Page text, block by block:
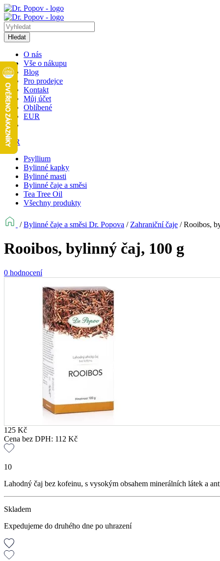
Hledat
O nás
Vše o nákupu
Blog
Pro prodejce
Kontakt
Můj účet
Oblíbené
EUR
EUR
Psyllium
Bylinné kapky
Bylinné masti
Bylinné čaje a směsi
Tea Tree Oil
Všechny produkty
/Bylinné čaje a směsi Dr. Popova / Zahraniční čaje /Rooibos,
Rooibos, bylinný čaj, 100 g
0 hodnocení
125 Kč
Cena bez DPH: 112 Kč
10
Lahodný čaj bez kofeinu, s vysokým obsahem minerálních látek a
Skladem
Expedujeme do druhého dne po uhrazení